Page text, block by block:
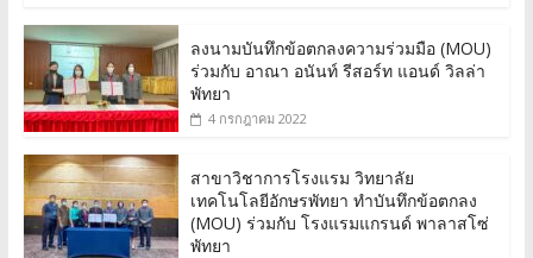
ลงนามบันทึกข้อตกลงความร่วมมือ (MOU)
ร่วมกับ อาณา อนันท์ รีสอร์ท แอนด์ วิลล่า
พัทยา
4 กรกฎาคม 2022
สาขาวิชาการโรงแรม วิทยาลัย
เทคโนโลยีอักษรพัทยา ทำบันทึกข้อตกลง
(MOU) ร่วมกับ โรงแรมแกรนด์ พาลาสโซ่
พัทยา